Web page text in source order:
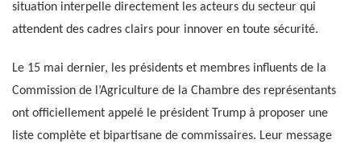
situation interpelle directement les acteurs du secteur qui
attendent des cadres clairs pour innover en toute sécurité.
Le 15 mai dernier, les présidents et membres influents de la
Commission de l’Agriculture de la Chambre des représentants
ont officiellement appelé le président Trump à proposer une
liste complète et bipartisane de commissaires. Leur message